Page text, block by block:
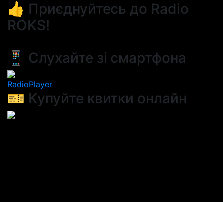
👍 Приєднуйтесь до Radio
ROKS!
📱 Слухайте зі смартфона
RadioPlayer
🎫 Купуйте квитки онлайн